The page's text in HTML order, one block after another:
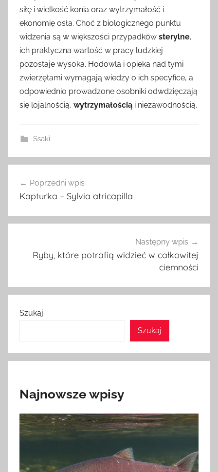
siłę i wielkość konia oraz wytrzymałość i
ekonomię osła. Choć z biologicznego punktu
widzenia są w większości przypadków sterylne,
ich praktyczna wartość w pracy ludzkiej
pozostaje wysoka. Hodowla i opieka nad tymi
zwierzętami wymagają wiedzy o ich specyfice, a
odpowiednio prowadzone osobniki odwdzięczają
się lojalnością, wytrzymałością i niezawodnością.
Ssaki
wpisu
Poprzedni wpis
Kapturka – Sylvia atricapilla
Następny wpis
Ryby, które potrafią widzieć w całkowitej
ciemności
Szukaj
Szukaj
Najnowsze wpisy